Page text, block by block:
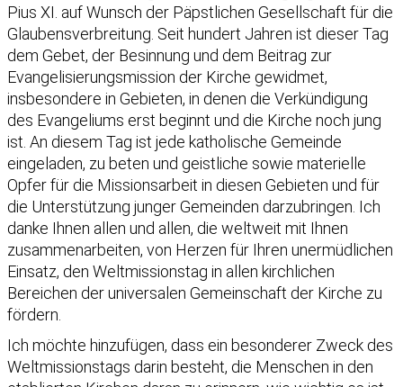
Pius XI. auf Wunsch der Päpstlichen Gesellschaft für die
Glaubensverbreitung. Seit hundert Jahren ist dieser Tag
dem Gebet, der Besinnung und dem Beitrag zur
Evangelisierungsmission der Kirche gewidmet,
insbesondere in Gebieten, in denen die Verkündigung
des Evangeliums erst beginnt und die Kirche noch jung
ist. An diesem Tag ist jede katholische Gemeinde
eingeladen, zu beten und geistliche sowie materielle
Opfer für die Missionsarbeit in diesen Gebieten und für
die Unterstützung junger Gemeinden darzubringen. Ich
danke Ihnen allen und allen, die weltweit mit Ihnen
zusammenarbeiten, von Herzen für Ihren unermüdlichen
Einsatz, den Weltmissionstag in allen kirchlichen
Bereichen der universalen Gemeinschaft der Kirche zu
fördern.
Ich möchte hinzufügen, dass ein besonderer Zweck des
Weltmissionstags darin besteht, die Menschen in den